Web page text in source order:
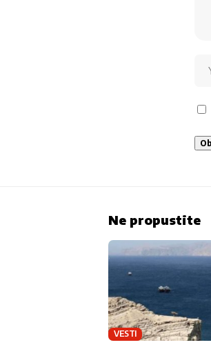
Ne propustite
VESTI